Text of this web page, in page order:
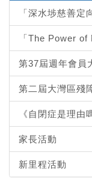
「深水埗慈善定
「The Power
第37屆週年會員
第二屆大灣區殘
《自閉症是理由
家長活動
新里程活動